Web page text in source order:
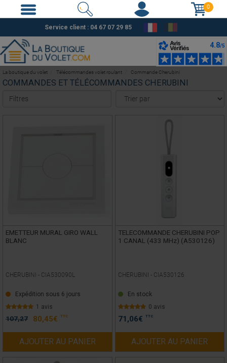
0
Service client : 04 67 07 29 85
COMMANDES ET TÉLÉCOMMANDES CHERUBINI
Filtres
EMETTEUR MURAL GIRO WALL
BLANC
CHERUBINI - CIA530090L
Expédition sous 6 jours
1 avis
107,27 80,45€ TTC
AJOUTER AU PANIER
TELECOMMANDE CHERUBINI POP
1 CANAL (433 MHz) (A530126)
CHERUBINI - CIA530126
En stock
0 avis
71,06€ TTC
AJOUTER AU PANIER
La boutique du volet Télécommandes volet roulant Commande Cherubini